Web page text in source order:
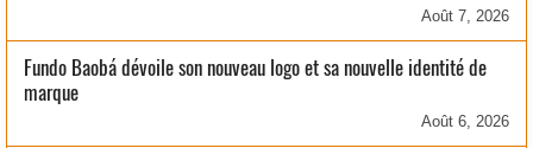
Août 7, 2026
Fundo Baobá dévoile son nouveau logo et sa nouvelle identité de
marque
Août 6, 2026